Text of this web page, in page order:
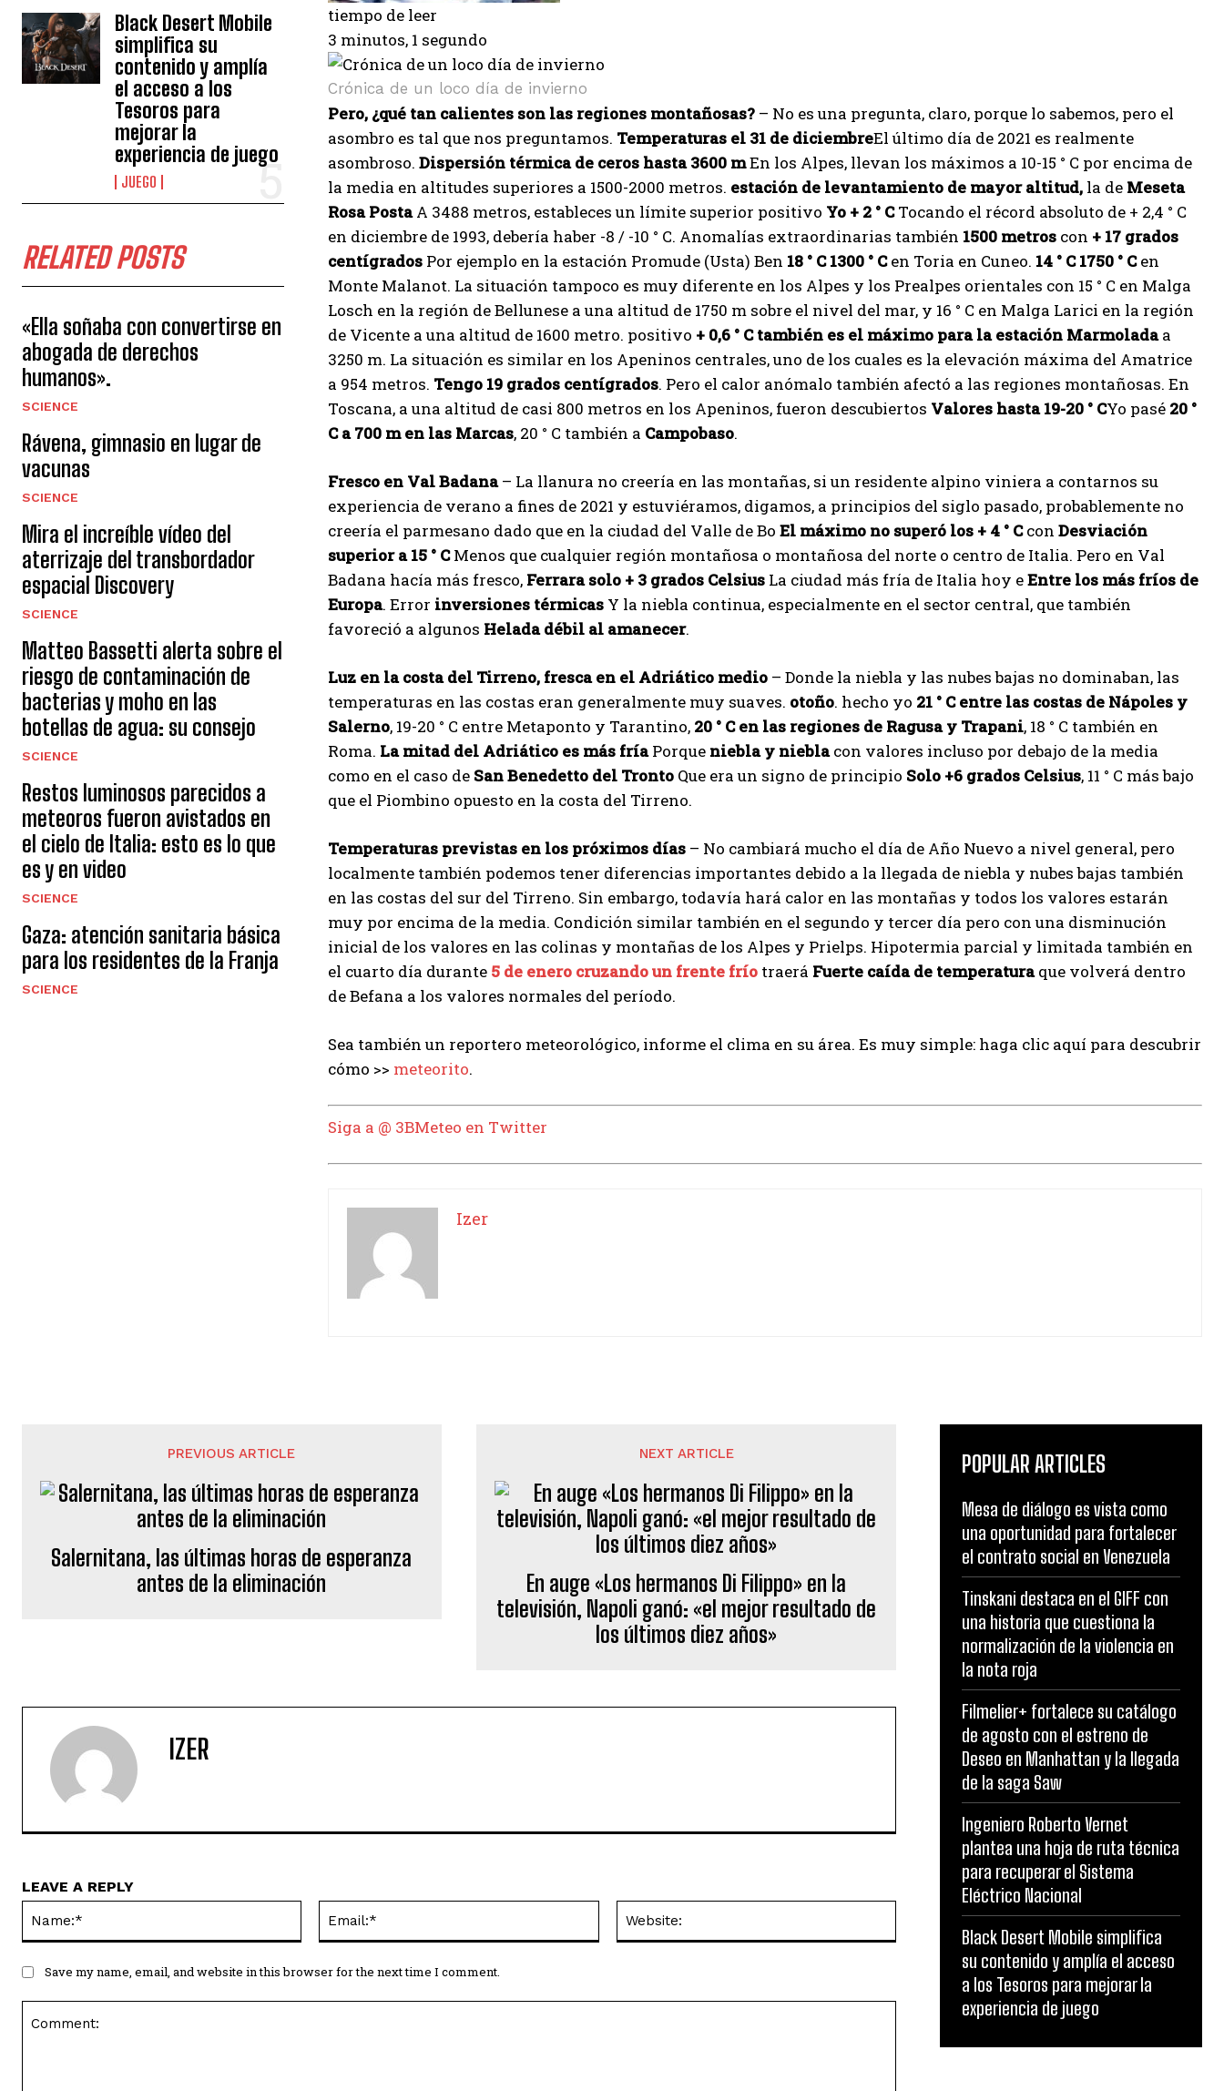
I've read and accept thePrivacy Policy.
Izer
Black Desert Mobile
simplifica su
contenido y amplía
el acceso a los
Tesoros para
mejorar la
experiencia de juego
JUEGO
RELATED POSTS
«Ella soñaba con convertirse en
abogada de derechos
humanos».
SCIENCE
Rávena, gimnasio en lugar de
vacunas
SCIENCE
Mira el increíble vídeo del
aterrizaje del transbordador
espacial Discovery
SCIENCE
Matteo Bassetti alerta sobre el
riesgo de contaminación de
bacterias y moho en las
botellas de agua: su consejo
SCIENCE
Restos luminosos parecidos a
meteoros fueron avistados en
el cielo de Italia: esto es lo que
es y en video
SCIENCE
Gaza: atención sanitaria básica
para los residentes de la Franja
SCIENCE
tiempo de leer
3 minutos, 1 segundo
Crónica de un loco día de invierno
Pero, ¿qué tan calientes son las regiones montañosas? – No es una pregunta, claro, porque lo sabemos, pero el
asombro es tal que nos preguntamos. Temperaturas el 31 de diciembreEl último día de 2021 es realmente
asombroso. Dispersión térmica de ceros hasta 3600 mEn los Alpes, llevan los máximos a 10-15 ° C por encima de
la media en altitudes superiores a 1500-2000 metros. estación de levantamiento de mayor altitud, la de Meseta
Rosa PostaA 3488 metros, estableces un límite superior positivo Yo + 2 ° CTocando el récord absoluto de + 2,4 ° C
en diciembre de 1993, debería haber -8 / -10 ° C. Anomalías extraordinarias también 1500 metros con + 17 grados
centígrados Por ejemplo en la estación Promude (Usta) Ben 18 ° C 1300 ° Cen Toria en Cuneo. 14 ° C 1750 ° Cen
Monte Malanot. La situación tampoco es muy diferente en los Alpes y los Prealpes orientales con 15 ° C en Malga
Losch en la región de Bellunese a una altitud de 1750 m sobre el nivel del mar, y 16 ° C en Malga Larici en la región
de Vicente a una altitud de 1600 metro. positivo + 0,6 ° C también es el máximo para la estación Marmoladaa
3250 m. La situación es similar en los Apeninos centrales, uno de los cuales es la elevación máxima del Amatrice
a 954 metros. Tengo 19 grados centígrados. Pero el calor anómalo también afectó a las regiones montañosas. En
Toscana, a una altitud de casi 800 metros en los Apeninos, fueron descubiertos Valores hasta 19-20 ° CYo pasé 20 °
C a 700 m en las Marcas, 20 ° C también a Campobaso.
Fresco en Val Badana– La llanura no creería en las montañas, si un residente alpino viniera a contarnos su
experiencia de verano a fines de 2021 y estuviéramos, digamos, a principios del siglo pasado, probablemente no
creería el parmesano dado que en la ciudad del Valle de Bo El máximo no superó los + 4 ° Ccon Desviación
superior a 15 ° CMenos que cualquier región montañosa o montañosa del norte o centro de Italia. Pero en Val
Badana hacía más fresco, Ferrara solo + 3 grados Celsius La ciudad más fría de Italia hoy eEntre los más fríos de
Europa. Error inversiones térmicas Y la niebla continua, especialmente en el sector central, que también
favoreció a algunos Helada débil al amanecer.
Luz en la costa del Tirreno, fresca en el Adriático medio – Donde la niebla y las nubes bajas no dominaban, las
temperaturas en las costas eran generalmente muy suaves. otoño. hecho yo 21 ° C entre las costas de Nápoles y
Salerno, 19-20 ° C entre Metaponto y Tarantino, 20 ° C en las regiones de Ragusa y Trapani, 18 ° C también en
Roma. La mitad del Adriático es más fríaPorque niebla y nieblacon valores incluso por debajo de la media
como en el caso de San Benedetto del Tronto Que era un signo de principio Solo +6 grados Celsius, 11 ° C más bajo
que el Piombino opuesto en la costa del Tirreno.
Temperaturas previstas en los próximos días – No cambiará mucho el día de Año Nuevo a nivel general, pero
localmente también podemos tener diferencias importantes debido a la llegada de niebla y nubes bajas también
en las costas del sur del Tirreno. Sin embargo, todavía hará calor en las montañas y todos los valores estarán
muy por encima de la media. Condición similar también en el segundo y tercer día pero con una disminución
inicial de los valores en las colinas y montañas de los Alpes y Prielps. Hipotermia parcial y limitada también en
el cuarto día durante 5 de enero cruzando un frente frío traerá Fuerte caída de temperaturaque volverá dentro
de Befana a los valores normales del período.
Sea también un reportero meteorológico, informe el clima en su área. Es muy simple: haga clic aquí para descubrir
cómo >> meteorito.
Siga a @ 3BMeteo en Twitter
Izer
PREVIOUS ARTICLE
Salernitana, las últimas horas de esperanza
antes de la eliminación
NEXT ARTICLE
En auge «Los hermanos Di Filippo» en la
televisión, Napoli ganó: «el mejor resultado de
los últimos diez años»
IZER
LEAVE A REPLY
Save my name, email, and website in this browser for the next time I comment.
POPULAR ARTICLES
Mesa de diálogo es vista como
una oportunidad para fortalecer
el contrato social en Venezuela
Tinskani destaca en el GIFF con
una historia que cuestiona la
normalización de la violencia en
la nota roja
Filmelier+ fortalece su catálogo
de agosto con el estreno de
Deseo en Manhattan y la llegada
de la saga Saw
Ingeniero Roberto Vernet
plantea una hoja de ruta técnica
para recuperar el Sistema
Eléctrico Nacional
Black Desert Mobile simplifica
su contenido y amplía el acceso
a los Tesoros para mejorar la
experiencia de juego